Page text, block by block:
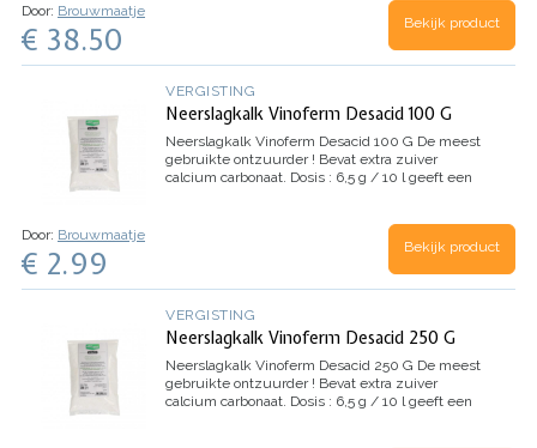
Door: Brouwmaatje
€ 38.50 Bekijk product
VERGISTING
Neerslagkalk Vinoferm Desacid 100 G
Neerslagkalk Vinoferm Desacid 100 G De meest
gebruikte ontzuurder ! Bevat extra zuiver
calcium carbonaat. Dosis : 6,5 g / 10 l geeft een
Door: Brouwmaatje
€ 2.99 Bekijk product
VERGISTING
Neerslagkalk Vinoferm Desacid 250 G
Neerslagkalk Vinoferm Desacid 250 G De meest
gebruikte ontzuurder ! Bevat extra zuiver
calcium carbonaat. Dosis : 6,5 g / 10 l geeft een